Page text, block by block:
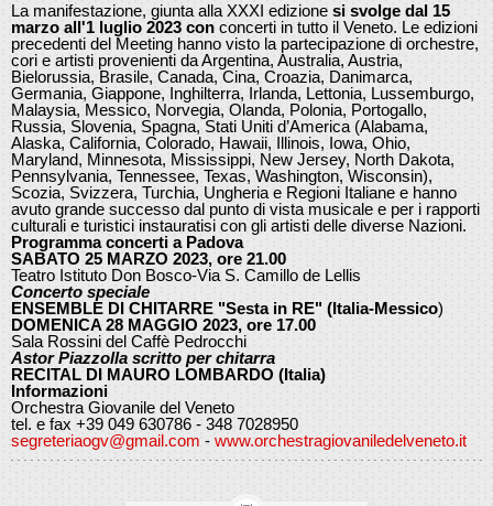
La manifestazione, giunta alla XXXI edizione si svolge dal 15
marzo all'1 luglio 2023 con concerti in tutto il Veneto. Le edizioni
precedenti del Meeting hanno visto la partecipazione di orchestre,
cori e artisti provenienti da Argentina, Australia, Austria,
Bielorussia, Brasile, Canada, Cina, Croazia, Danimarca,
Germania, Giappone, Inghilterra, Irlanda, Lettonia, Lussemburgo,
Malaysia, Messico, Norvegia, Olanda, Polonia, Portogallo,
Russia, Slovenia, Spagna, Stati Uniti d’America (Alabama,
Alaska, California, Colorado, Hawaii, Illinois, Iowa, Ohio,
Maryland, Minnesota, Mississippi, New Jersey, North Dakota,
Pennsylvania, Tennessee, Texas, Washington, Wisconsin),
Scozia, Svizzera, Turchia, Ungheria e Regioni Italiane e hanno
avuto grande successo dal punto di vista musicale e per i rapporti
culturali e turistici instauratisi con gli artisti delle diverse Nazioni.
Programma concerti a Padova
SABATO 25 MARZO 2023, ore 21.00
Teatro Istituto Don Bosco-Via S. Camillo de Lellis
Concerto speciale
ENSEMBLE DI CHITARRE "Sesta in RE" (Italia-Messico)
DOMENICA 28 MAGGIO 2023, ore 17.00
Sala Rossini del Caffè Pedrocchi
Astor Piazzolla scritto per chitarra
RECITAL DI MAURO LOMBARDO (Italia)
Informazioni
Orchestra Giovanile del Veneto
tel. e fax +39 049 630786 - 348 7028950
segreteriaogv@gmail.com - www.orchestragiovaniledelveneto.it